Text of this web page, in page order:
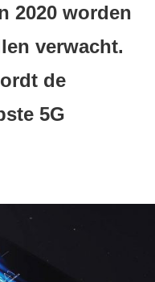
2020 worden
verwacht.
de
5G